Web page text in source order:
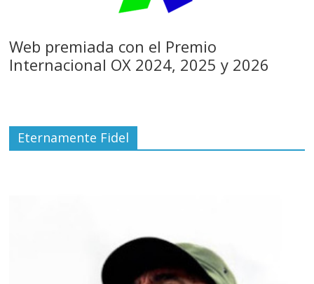
Web premiada con el Premio
Internacional OX 2024, 2025 y 2026
Eternamente Fidel